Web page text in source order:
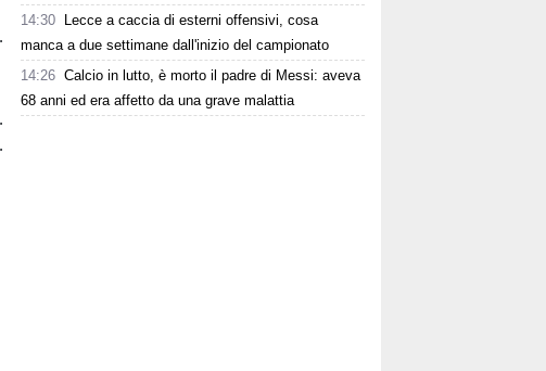
14:30
Lecce a caccia di esterni offensivi, cosa
manca a due settimane dall'inizio del campionato
14:26 Calcio in lutto, è morto il padre di Messi: aveva
68 anni ed era affetto da una grave malattia